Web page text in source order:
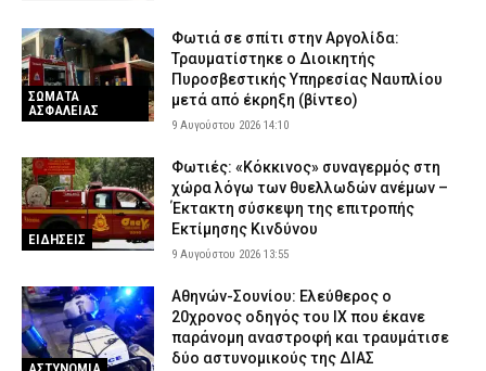
ΣΩΜΑΤΑ
ΑΣΦΑΛΕΙΑΣ
Φωτιά σε σπίτι στην Αργολίδα:
Τραυματίστηκε o Διοικητής
Πυροσβεστικής Υπηρεσίας Ναυπλίου
μετά από έκρηξη (βίντεο)
9 Αυγούστου 2026 14:10
ΕΙΔΗΣΕΙΣ
Φωτιές: «Κόκκινος» συναγερμός στη
χώρα λόγω των θυελλωδών ανέμων –
Έκτακτη σύσκεψη της επιτροπής
Εκτίμησης Κινδύνου
9 Αυγούστου 2026 13:55
Αθηνών-Σουνίου: Ελεύθερος ο
20χρονος οδηγός του ΙΧ που έκανε
παράνομη αναστροφή και τραυμάτισε
δύο αστυνομικούς της ΔΙΑΣ